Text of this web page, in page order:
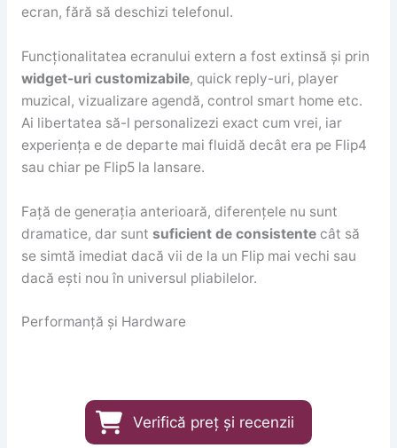
ecran, fără să deschizi telefonul.
Funcționalitatea ecranului extern a fost extinsă și prin
widget-uri customizabile, quick reply-uri, player
muzical, vizualizare agendă, control smart home etc.
Ai libertatea să-l personalizezi exact cum vrei, iar
experiența e de departe mai fluidă decât era pe Flip4
sau chiar pe Flip5 la lansare.
Față de generația anterioară, diferențele nu sunt
dramatice, dar sunt suficient de consistentecât să
se simtă imediat dacă vii de la un Flip mai vechi sau
dacă ești nou în universul pliabilelor.
Performanță și Hardware
Verifică preț și recenzii